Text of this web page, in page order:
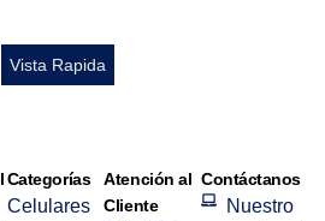
Vista Rapida
Categorías
Celulares
Atención al
Cliente
Contáctanos
Nuestro